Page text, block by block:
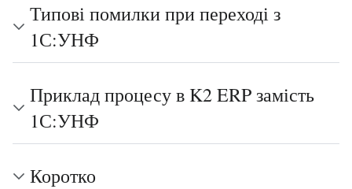
Типові помилки при переході з
1С:УНФ
Приклад процесу в K2 ERP замість
1С:УНФ
Коротко